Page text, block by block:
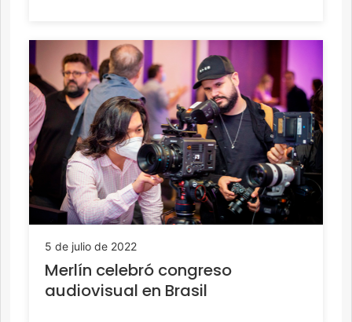
5 de julio de 2022
Merlín celebró congreso
audiovisual en Brasil